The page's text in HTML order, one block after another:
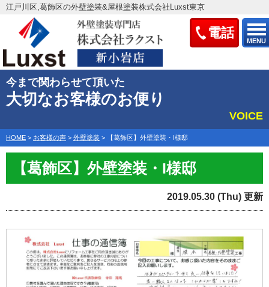
電話
MENU
江戸川区,葛飾区の外壁塗装&屋根塗装株式会社Luxst東京
今まで関わらせて頂いた
大切なお客様のお便り
VOICE
HOME > お客様の声 > 外壁塗装 > 【葛飾区】外壁塗装・I様邸
【葛飾区】外壁塗装・I様邸
2019.05.30 (Thu) 更新